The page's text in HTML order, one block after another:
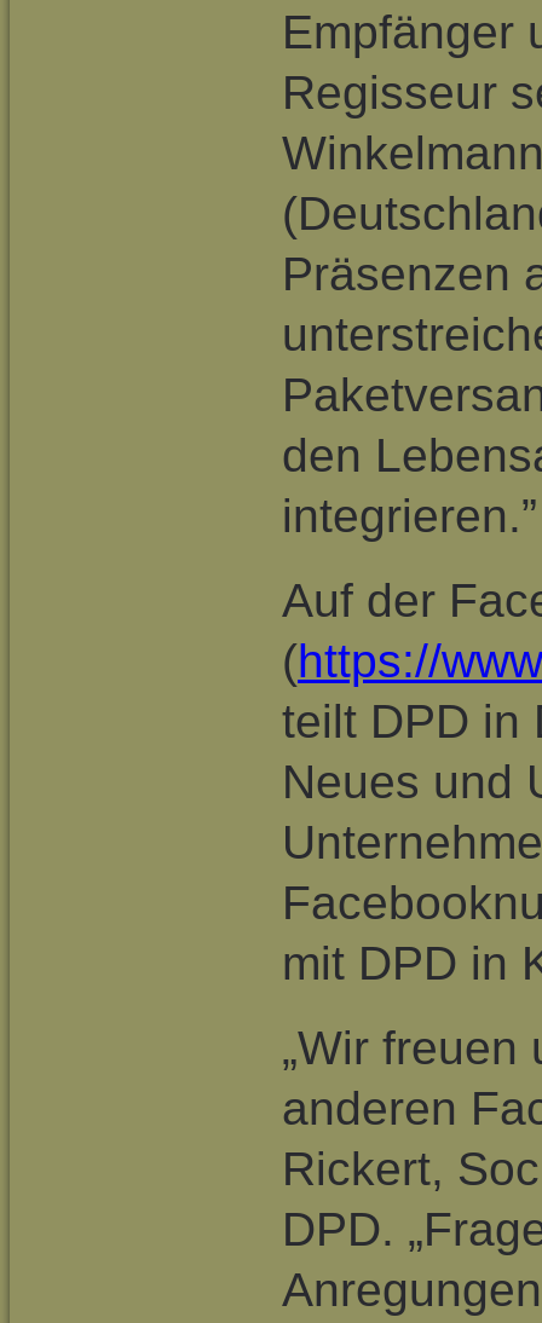
Empfänger
Regisseur
Präsenzen
den
integrieren.”
Auf der
(https://
teilt DPD in
Neues und
mit DPD in
„Wir freuen
anderen
Rickert,
DPD.